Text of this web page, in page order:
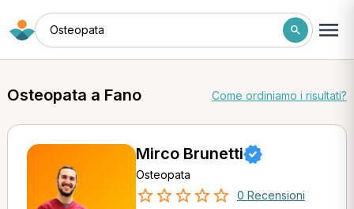
Osteopata
Osteopata a Fano Come ordiniamo i risultati?
Mirco Brunetti
Osteopata
0 Recensioni